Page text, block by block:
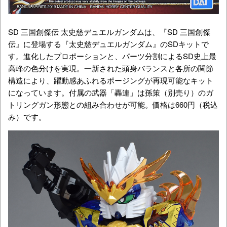
SD 三国創傑伝 太史慈デュエルガンダムは、『SD 三国創傑
伝』に登場する『太史慈デュエルガンダム』のSDキットで
す。進化したプロポーションと、パーツ分割によるSD史上最
高峰の色分けを実現。一新された頭身バランスと各所の関節
構造により、躍動感あふれるポージングが再現可能なキット
になっています。付属の武器「轟連」は孫策（別売り）のガ
トリングガン形態との組み合わせが可能。価格は660円（税込
み）です。